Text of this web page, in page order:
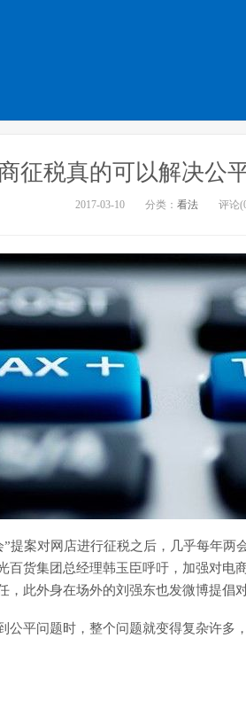
征税真的可以解决公
2017-03-10 分类： 看法 评论
”提案对网店进行征税之后，几乎每年两
百货集团总经理韩玉臣呼吁，加强对电
，此外身在场外的刘强东也发微博提倡
公平问题时，整个问题就变得复杂许多